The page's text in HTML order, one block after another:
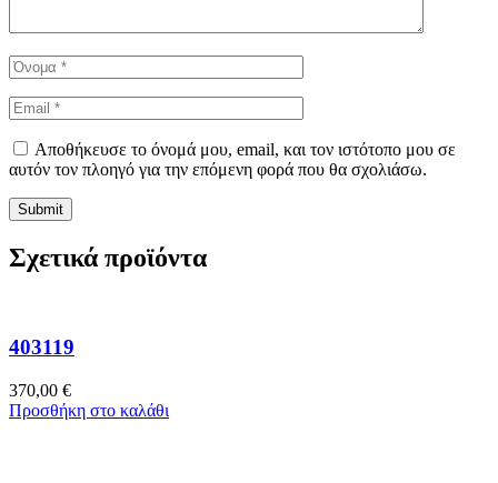
Αποθήκευσε το όνομά μου, email, και τον ιστότοπο μου σε
αυτόν τον πλοηγό για την επόμενη φορά που θα σχολιάσω.
Σχετικά προϊόντα
403119
370,00 €
Προσθήκη στο καλάθι